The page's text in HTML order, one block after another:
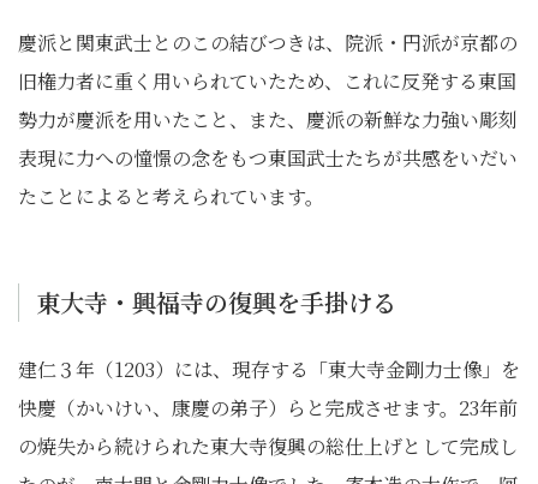
慶派と関東武士とのこの結びつきは、院派・円派が京都の
旧権力者に重く用いられていたため、これに反発する東国
勢力が慶派を用いたこと、また、慶派の新鮮な力強い彫刻
表現に力への憧憬の念をもつ東国武士たちが共感をいだい
たことによると考えられています。
東大寺・興福寺の復興を手掛ける
建仁３年（1203）には、現存する「東大寺金剛力士像」を
快慶（かいけい、康慶の弟子）らと完成させます。23年前
の焼失から続けられた東大寺復興の総仕上げとして完成し